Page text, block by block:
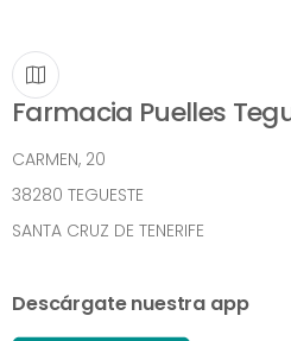
Farmacia Puelles
CARMEN, 20
38280 TEGUESTE
SANTA CRUZ DE TENERIFE
Descárgate nuestra app